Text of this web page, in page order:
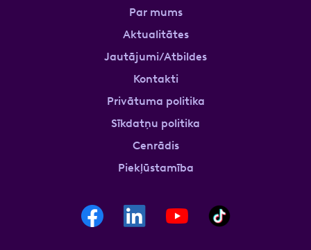
Par mums
Aktualitātes
Jautājumi/Atbildes
Kontakti
Privātuma politika
Sīkdatņu politika
Cenrādis
Piekļūstamība